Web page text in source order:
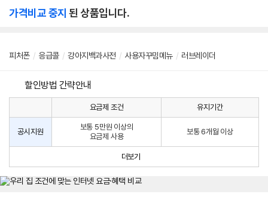
가격비교 중지 된 상품입니다.
피처폰 / 응급콜 / 강아지백과사전 / 사용자꾸밈메뉴 / 러브레이더
할인방법 간략안내
원
사
인
법
요금제 조건 유지기간
공시지원
보통 5만원 이상의
요금제 사용
보통 6개월 이상
더보기